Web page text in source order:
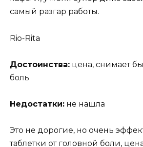
самый разгар работы.
Rio-Rita
Достоинства: цена, снимает
боль
Недостатки: не нашла
Это не дорогие, но очень
таблетки от головной боли,